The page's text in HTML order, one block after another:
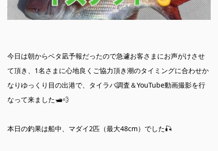
今日は朝からベタ凪予報だったので急遽お客さまにお声がけさせ
て頂き、1名さまに心地良くご協力頂き潮のタイミングに合わせか
なりゆっくり目の出港で、タイラバ調査＆YouTube動画撮影を行
なって来ました🛥️💨
本日の釣果は船中、マダイ2匹（最大48cm）でした🎣